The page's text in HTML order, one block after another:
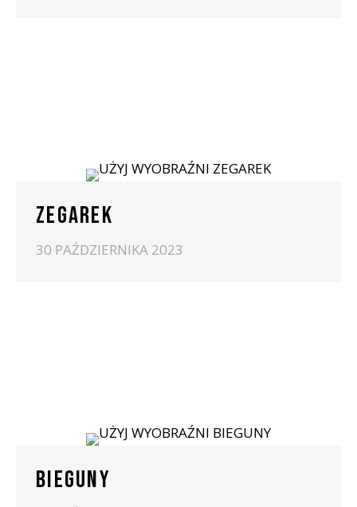
ZEGAREK
30 PAŹDZIERNIKA 2023
BIEGUNY